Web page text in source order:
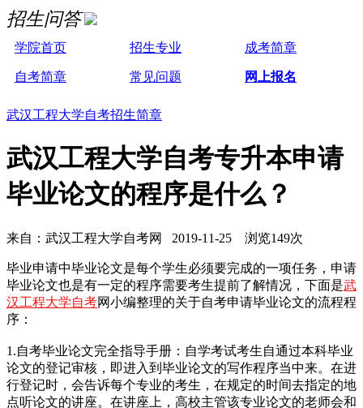
招生问答
学院首页 招生专业 成考简章
自考简章 常见问题 网上报名
武汉工程大学自考招生简章
武汉工程大学自考专升本申请
毕业论文的程序是什么？
来自：武汉工程大学自考网 2019-11-25 浏览149次
毕业申请中毕业论文是每个学生必须要完成的一项任务，申请
毕业论文也是有一定的程序需要考生提前了解情况，下面是武
汉工程大学自考网小编整理的关于自考申请毕业论文的流程程
序：
1.自考毕业论文完全指导手册：自学考试考生自通过本科毕业
论文的登记审核，即进入到毕业论文的写作程序当中来。在进
行登记时，会告诉每个专业的考生，在规定的时间去指定的地
点听论文的讲座。在讲座上，高校主管该专业论文的老师会和